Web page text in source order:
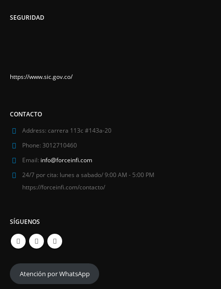
SEGURIDAD
https://www.sic.gov.co/
CONTACTO
Address: carrera 113c #143a-20
Phone: 3012710460
Email: info@forceinfi.com
24/7 por cita: lunes a sabado/ 9:00 AM - 5:00 PM
https://forceinfi.com/contacto/
SÍGUENOS
Atención por WhatsApp